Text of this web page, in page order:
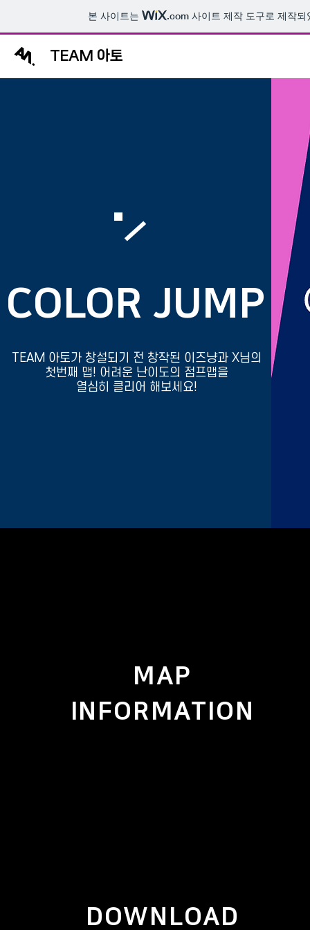
본 사이트는 .com 사이트 제작 도구로 제작
TEAM 아토
COLOR JUMP
TEAM 아토가 창설되기 전 창작된 이즈냥과 X님의
첫번째 맵! 어려운 난이도의 점프맵을
​열심히 클리어 해보세요!
MAP
INFORMATION
DOWNLOAD